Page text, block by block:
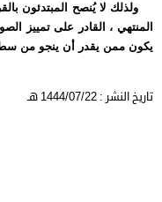
ولذلك لا يُنصح المبتدئون
المنتهي ، القادر على تمييز
يكون ممن يقدر أن ينجو من سطوة
تاريخ النشر : 1444/07/22 هـ